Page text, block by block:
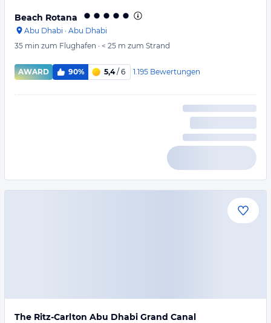
Beach Rotana
Abu Dhabi · Abu Dhabi
35 min zum Flughafen · < 25 m zum Strand
AWARD 90% 5,4/ 6 1.195 Bewertungen
The Ritz-Carlton Abu Dhabi Grand Canal